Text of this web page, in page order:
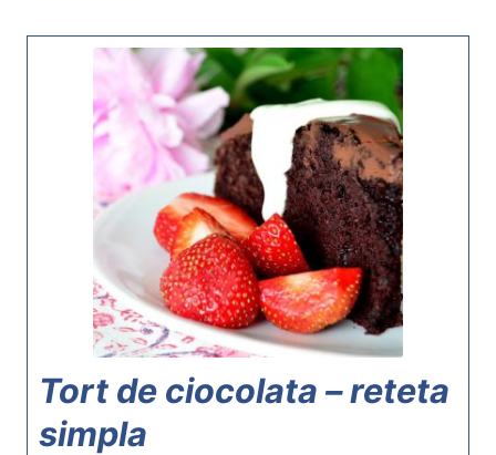
Tort de ciocolata – reteta
simpla